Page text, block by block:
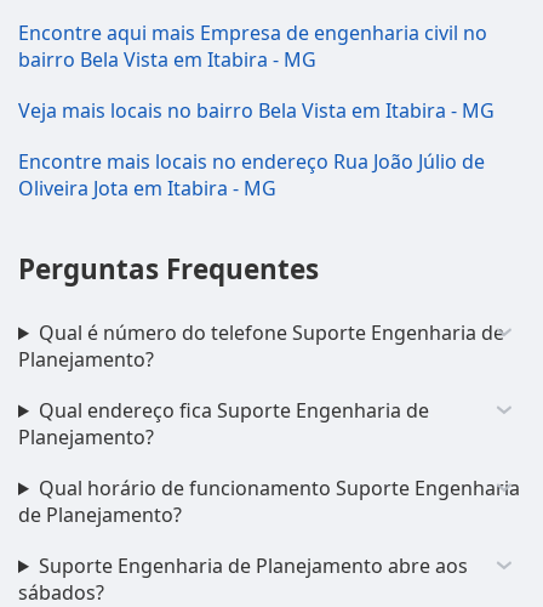
Encontre aqui mais Empresa de engenharia civil no
bairro Bela Vista em Itabira - MG
Veja mais locais no bairro Bela Vista em Itabira - MG
Encontre mais locais no endereço Rua João Júlio de
Oliveira Jota em Itabira - MG
Perguntas Frequentes
Qual é número do telefone Suporte Engenharia de
Planejamento?
Qual endereço fica Suporte Engenharia de
Planejamento?
Qual horário de funcionamento Suporte Engenharia
de Planejamento?
Suporte Engenharia de Planejamento abre aos
sábados?